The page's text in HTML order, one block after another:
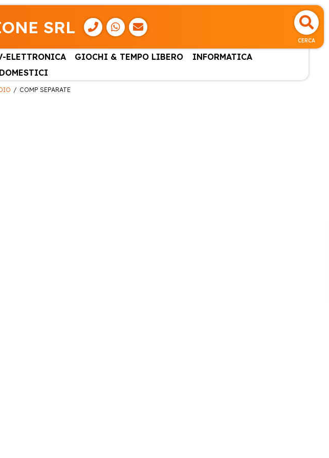
SRL
CERCA
ELETTRONICA GIOCHI & TEMPO LIBERO
INFORMATICA
COMP SEPARATE